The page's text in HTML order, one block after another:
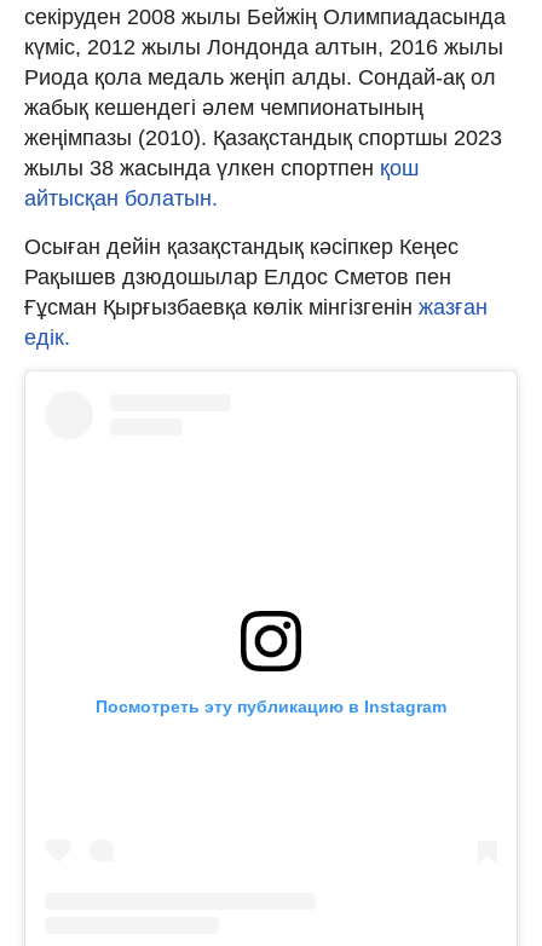
секіруден 2008 жылы Бейжің Олимпиадасында
күміс, 2012 жылы Лондонда алтын, 2016 жылы
Риода қола медаль жеңіп алды. Сондай-ақ ол
жабық кешендегі әлем чемпионатының
жеңімпазы (2010). Қазақстандық спортшы 2023
жылы 38 жасында үлкен спортпен қош
айтысқан болатын.
Осыған дейін қазақстандық кәсіпкер Кеңес
Рақышев дзюдошылар Елдос Сметов пен
Ғұсман Қырғызбаевқа көлік мінгізгенін жазған
едік.
Посмотреть эту публикацию в Instagram